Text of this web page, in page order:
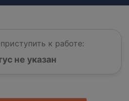
к работе:
не указан